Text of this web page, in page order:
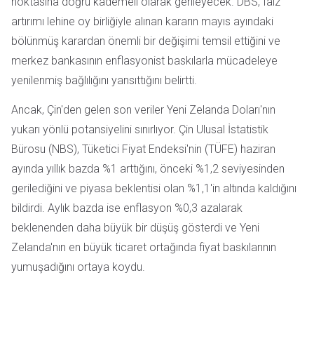
artırımı lehine oy birliğiyle alınan kararın mayıs ayındaki
bölünmüş karardan önemli bir değişimi temsil ettiğini ve
merkez bankasının enflasyonist baskılarla mücadeleye
yenilenmiş bağlılığını yansıttığını belirtti.
Ancak, Çin'den gelen son veriler Yeni Zelanda Doları'nın
yukarı yönlü potansiyelini sınırlıyor. Çin Ulusal İstatistik
Bürosu (NBS), Tüketici Fiyat Endeksi'nin (TÜFE) haziran
ayında yıllık bazda %1 arttığını, önceki %1,2 seviyesinden
gerilediğini ve piyasa beklentisi olan %1,1'in altında kaldığını
bildirdi. Aylık bazda ise enflasyon %0,3 azalarak
beklenenden daha büyük bir düşüş gösterdi ve Yeni
Zelanda'nın en büyük ticaret ortağında fiyat baskılarının
yumuşadığını ortaya koydu.